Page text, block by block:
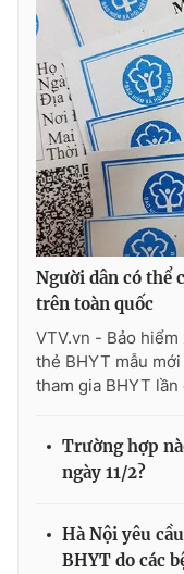
Ðiện thoại Thời báo
Email:
toasoan@vtv.vn
Liên hệ quảng cáo:
® Cấm sao chép dưới
thuận bằng văn bản.
Người dân có thể
trên toàn quốc
VTV.vn - Bảo
thẻ BHYT mẫu
tham gia BHYT lần
Trường hợp
ngày 11/2?
Hà Nội yêu
BHYT do các